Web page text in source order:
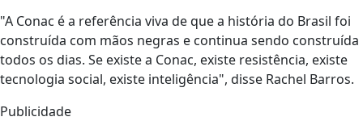
"A Conac é a referência viva de que a história do Brasil foi
construída com mãos negras e continua sendo construída
todos os dias. Se existe a Conac, existe resistência, existe
tecnologia social, existe inteligência", disse Rachel Barros.
Publicidade